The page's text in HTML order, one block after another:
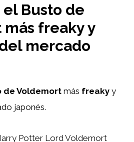
el Busto de
freaky y
mercado
de Voldemort más freaky y
japonés.
Potter Lord Voldemort